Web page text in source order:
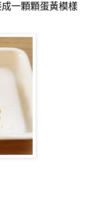
一顆顆蛋黃模樣